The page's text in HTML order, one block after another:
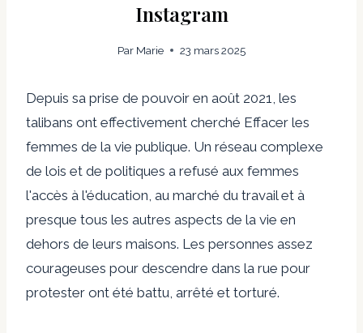
Instagram
Par Marie 23 mars 2025
Depuis sa prise de pouvoir en août 2021, les
talibans ont effectivement cherché Effacer les
femmes de la vie publique. Un réseau complexe
de lois et de politiques a refusé aux femmes
l'accès à l'éducation, au marché du travail et à
presque tous les autres aspects de la vie en
dehors de leurs maisons. Les personnes assez
courageuses pour descendre dans la rue pour
protester ont été battu, arrêté et torturé.